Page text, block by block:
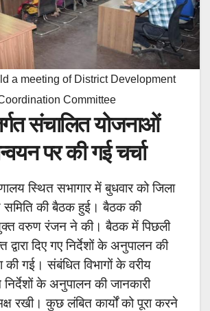
a meeting of District Development
Committee
संचालित योजनाओं
पर की गई चर्चा
स्थित सभागार में बुधवार को जिला
समिति की बैठक हुई। बैठक की
वरुण रंजन ने की। बैठक में पिछली
दिए गए निर्देशों के अनुपालन की
की गई। संबंधित विभागों के वरीय
निर्देशों के अनुपालन की जानकारी
रखी। कुछ लंबित कार्यों को पूरा करने